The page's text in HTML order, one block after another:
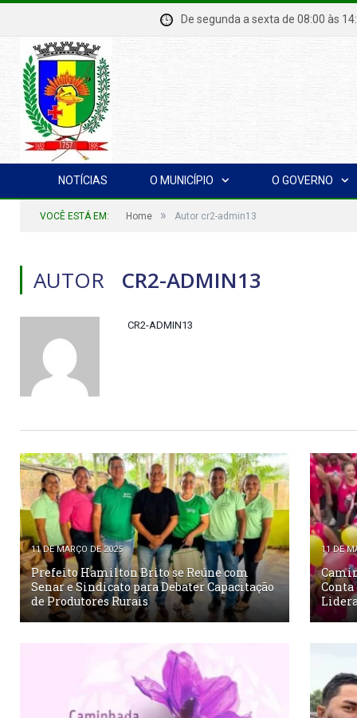
De segunda a sexta de 08:00
NOTÍCIAS O MUNICÍPIO O GOVERNO
VOCÊ ESTÁ EM: Home » Autor cr2-admin13
AUTOR CR2-ADMIN13
CR2-ADMIN13
11 DE MARÇO DE 2025
Prefeito Hamilton Brito se Reúne com
Senar e Sindicato para Debater Capacitação
de Produtores Rurais
11 DE
Conta